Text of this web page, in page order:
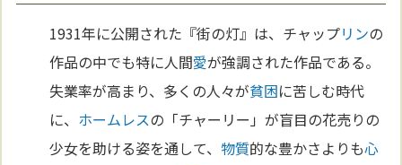
1931年に公開された『街の灯』は、チャップリンの
作品の中でも特に人間愛が強調された作品である。
失業率が高まり、多くの人々が貧困に苦しむ時代
に、 ホームレスの「チャーリー」が盲目の花売りの
少女を助ける姿を通して、 物質的な豊かさよりも心